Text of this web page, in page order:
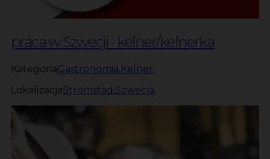
praca w Szwecji - kelner/kelnerka
KategoriaGastronomia,Kelner,
LokalizacjaStrömstad ,Szwecja,